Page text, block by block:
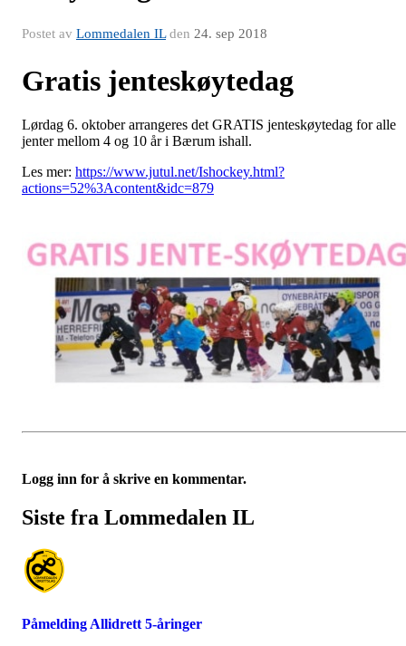
Postet av Lommedalen ILden 24. sep 2018
Gratis jenteskøytedag
Lørdag 6. oktober arrangeres det GRATIS jenteskøytedag for alle
jenter mellom 4 og 10 år i Bærum ishall.
Les mer: https://www.jutul.net/Ishockey.html?
actions=52%3Acontent&idc=879
Logg inn for å skrive en kommentar.
Siste fra Lommedalen IL
Påmelding Allidrett 5-åringer